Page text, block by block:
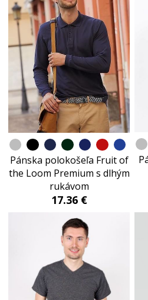
Pánska polokošeľa Fruit of
the Loom Premium s dlhým
rukávom
17.36 €